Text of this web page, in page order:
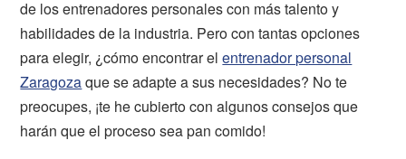
de los entrenadores personales con más talento y
habilidades de la industria. Pero con tantas opciones
para elegir, ¿cómo encontrar elentrenador personal
Zaragozaque se adapte a sus necesidades? No te
preocupes, ¡te he cubierto con algunos consejos que
harán que el proceso sea pan comido!